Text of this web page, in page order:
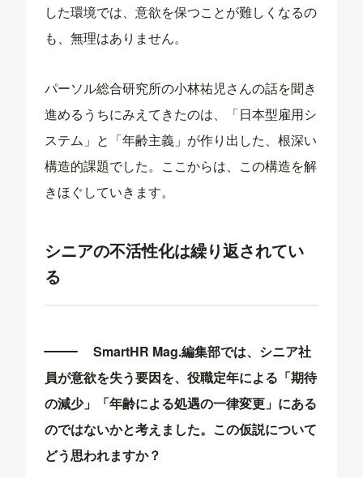
した環境では、意欲を保つことが難しくなるの
も、無理はありません。
パーソル総合研究所の小林祐児さんの話を聞き
進めるうちにみえてきたのは、「日本型雇用シ
ステム」と「年齢主義」が作り出した、根深い
構造的課題でした。ここからは、この構造を解
きほぐしていきます。
シニアの不活性化は繰り返されてい
る
SmartHR Mag.編集部では、シニア社
員が意欲を失う要因を、役職定年による「期待
の減少」「年齢による処遇の一律変更」にある
のではないかと考えました。この仮説について
どう思われますか？